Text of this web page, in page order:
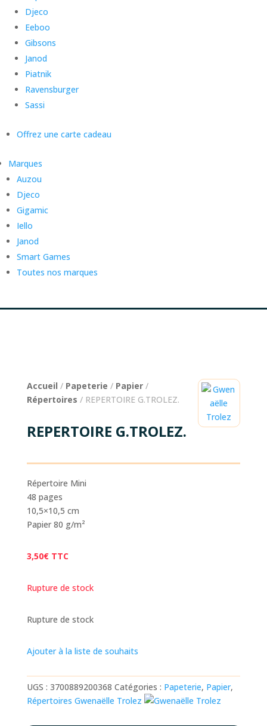
Djeco
Eeboo
Gibsons
Janod
Piatnik
Ravensburger
Sassi
Offrez une carte cadeau
Marques
Auzou
Djeco
Gigamic
Iello
Janod
Smart Games
Toutes nos marques
Accueil / Papeterie / Papier/
Répertoires / REPERTOIRE G.TROLEZ.
REPERTOIRE G.TROLEZ.
Répertoire Mini
48 pages
10,5×10,5 cm
Papier 80 g/m²
3,50€ TTC
Rupture de stock
Rupture de stock
Ajouter à la liste de souhaits
UGS : 3700889200368 Catégories : Papeterie, Papier,
Répertoires Gwenaëlle Trolez